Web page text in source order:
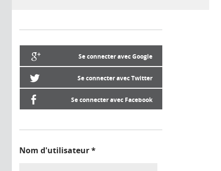
Se connecter avec Google
Se connecter avec Twitter
Se connecter avec Facebook
Nom d'utilisateur*